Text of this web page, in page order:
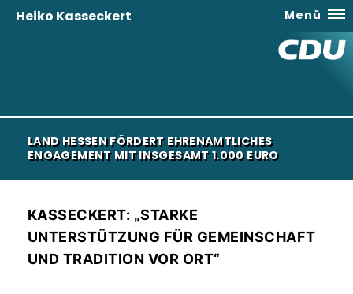
Heiko Kasseckert Menü
LAND HESSEN FÖRDERT EHRENAMTLICHES
ENGAGEMENT MIT INSGESAMT 1.000 EURO
KASSECKERT: „STARKE
UNTERSTÜTZUNG FÜR GEMEINSCHAFT
UND TRADITION VOR ORT“